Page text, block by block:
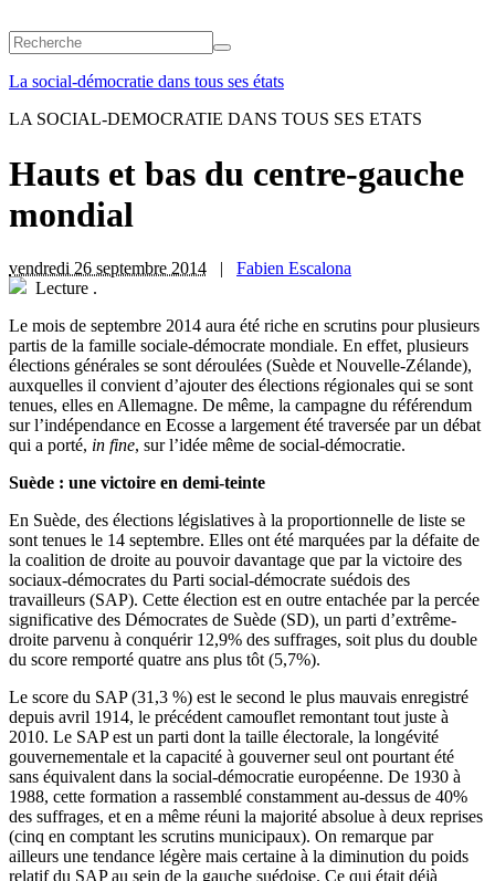
La social-démocratie dans tous ses états
LA SOCIAL-DEMOCRATIE DANS TOUS SES ETATS
Hauts et bas du centre-gauche
mondial
vendredi 26 septembre 2014 | Fabien Escalona
Lecture .
Le mois de septembre 2014 aura été riche en scrutins pour plusieurs
partis de la famille sociale-démocrate mondiale. En effet, plusieurs
élections générales se sont déroulées (Suède et Nouvelle-Zélande),
auxquelles il convient d’ajouter des élections régionales qui se sont
tenues, elles en Allemagne. De même, la campagne du référendum
sur l’indépendance en Ecosse a largement été traversée par un débat
qui a porté, in fine, sur l’idée même de social-démocratie.
Suède : une victoire en demi-teinte
En Suède, des élections législatives à la proportionnelle de liste se
sont tenues le 14 septembre. Elles ont été marquées par la défaite de
la coalition de droite au pouvoir davantage que par la victoire des
sociaux-démocrates du Parti social-démocrate suédois des
travailleurs (SAP). Cette élection est en outre entachée par la percée
significative des Démocrates de Suède (SD), un parti d’extrême-
droite parvenu à conquérir 12,9% des suffrages, soit plus du double
du score remporté quatre ans plus tôt (5,7%).
Le score du SAP (31,3 %) est le second le plus mauvais enregistré
depuis avril 1914, le précédent camouflet remontant tout juste à
2010. Le SAP est un parti dont la taille électorale, la longévité
gouvernementale et la capacité à gouverner seul ont pourtant été
sans équivalent dans la social-démocratie européenne. De 1930 à
1988, cette formation a rassemblé constamment au-dessus de 40%
des suffrages, et en a même réuni la majorité absolue à deux reprises
(cinq en comptant les scrutins municipaux). On remarque par
ailleurs une tendance légère mais certaine à la diminution du poids
relatif du SAP au sein de la gauche suédoise. Ce qui était déjà